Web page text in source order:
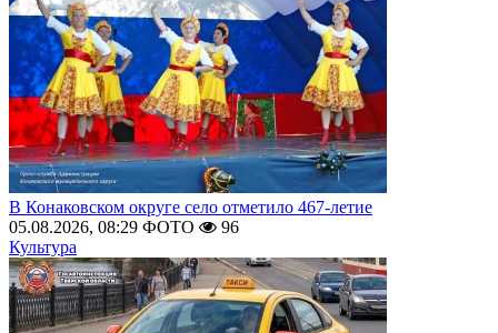
В Конаковском округе село отметило 467-летие
05.08.2026, 08:29 ФОТО
96
Культура